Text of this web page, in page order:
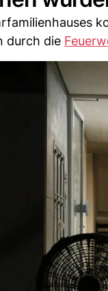
durch die